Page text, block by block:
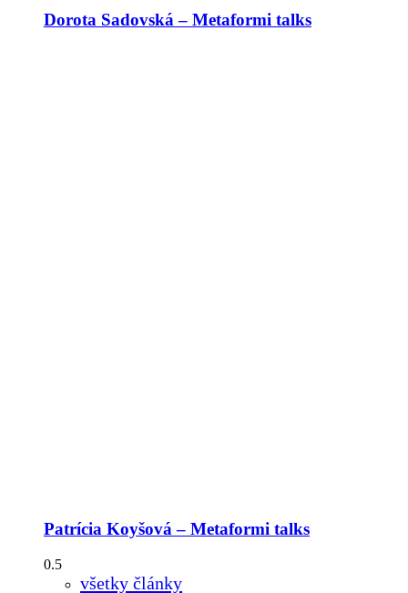
Dorota Sadovská – Metaformi talks
Patrícia Koyšová – Metaformi talks
všetky články